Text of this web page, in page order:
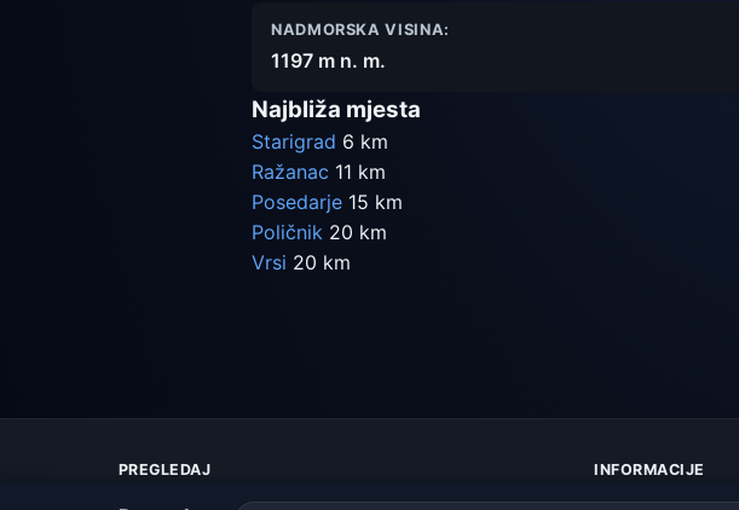
NADMORSKA VISINA:
1197 m n. m.
Najbliža mjesta
Starigrad 6 km
Ražanac 11 km
Posedarje 15 km
Poličnik 20 km
Vrsi 20 km
PREGLEDAJ INFORMACIJE
O nama